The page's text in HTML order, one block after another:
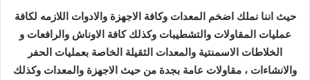
حيث اننا نملك اضخم المعدات وكافة الاجهزة والادوات اللازمه لكافة
عمليات المقاولات والتشطيبات وكذلك كافة الاوناش والرافعات و
الخلاطات الاسمنتية والمعدات الثقيلة الخاصة بعمليات الحفر
والانشاءات ، مقاولات عامة بجدة من حيث الاجهزة والمعدات وكذلك